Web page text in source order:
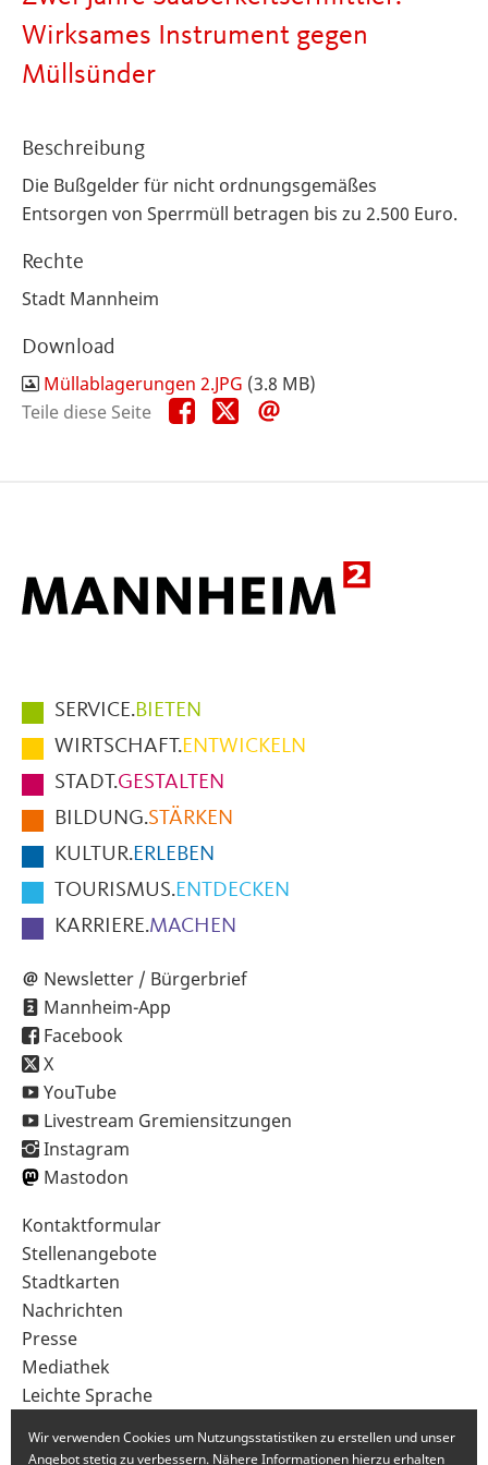
Wirksames Instrument gegen
Müllsünder
Beschreibung
Die Bußgelder für nicht ordnungsgemäßes
Entsorgen von Sperrmüll betragen bis zu 2.500 Euro.
Rechte
Stadt Mannheim
Download
Müllablagerungen 2.JPG (3.8 MB)
Teile diese Seite
Teile
diese
Teile
diese
Hauptmenüpunkte
im
Fußbereich
der
Seite
SERVICE.BIETEN
WIRTSCHAFT.ENTWICKELN
STADT.GESTALTEN
BILDUNG.STÄRKEN
KULTUR.ERLEBEN
TOURISMUS.ENTDECKEN
KARRIERE.MACHEN
Newsletter / Bürgerbrief
Mannheim-App
Facebook
X
YouTube
Livestream Gremiensitzungen
Instagram
Mastodon
Sekundärnavigation
im
Fußbereich
Kontaktformular
Stellenangebote
Stadtkarten
Nachrichten
Presse
Mediathek
Leichte Sprache
Wir verwenden Cookies um Nutzungsstatistiken zu erstellen und unser
Angebot stetig zu verbessern. Nähere Informationen hierzu erhalten